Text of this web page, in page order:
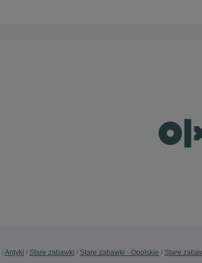
Antyki Stare zabawki Stare zabawki - Opolskie Stare